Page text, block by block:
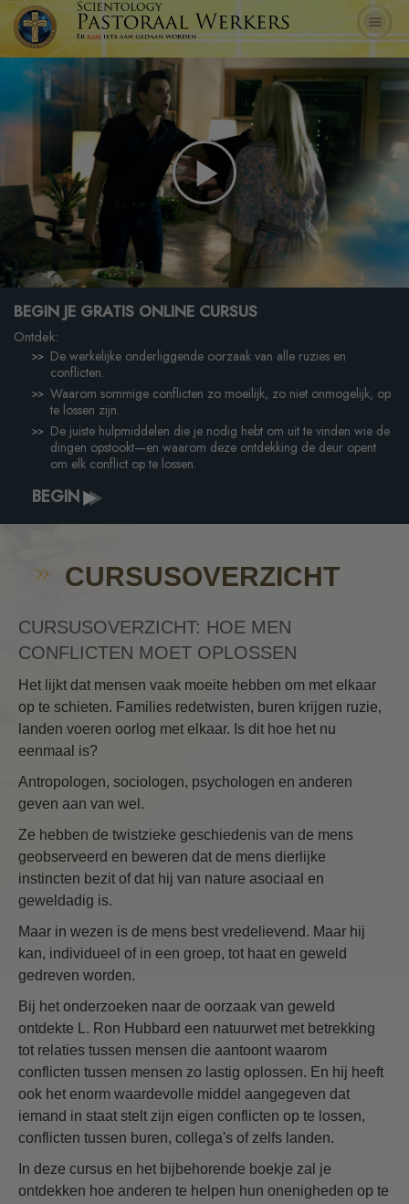
Play
Video
BEGIN JE GRATIS ONLINE CURSUS
Ontdek:
De werkelijke onderliggende oorzaak van alle ruzies en
conflicten.
Waarom sommige conflicten zo moeilijk, zo niet onmogelijk, op
te lossen zijn.
De juiste hulpmiddelen die je nodig hebt om uit te vinden wie de
dingen opstookt—en waarom deze ontdekking de deur opent
om elk conflict op te lossen.
BEGIN
CURSUSOVERZICHT
CURSUSOVERZICHT: HOE MEN
CONFLICTEN MOET OPLOSSEN
Het lijkt dat mensen vaak moeite hebben om met elkaar
op te schieten. Families redetwisten, buren krijgen ruzie,
landen voeren oorlog met elkaar. Is dit hoe het nu
eenmaal is?
Antropologen, sociologen, psychologen en anderen
geven aan van wel.
Ze hebben de twistzieke geschiedenis van de mens
geobserveerd en beweren dat de mens dierlijke
instincten bezit of dat hij van nature asociaal en
geweldadig is.
Maar in wezen is de mens best vredelievend. Maar hij
kan, individueel of in een groep, tot haat en geweld
gedreven worden.
Bij het onderzoeken naar de oorzaak van geweld
ontdekte L. Ron Hubbard een natuurwet met betrekking
tot relaties tussen mensen die aantoont waarom
conflicten tussen mensen zo lastig oplossen. En hij heeft
ook het enorm waardevolle middel aangegeven dat
iemand in staat stelt zijn eigen conflicten op te lossen,
conflicten tussen buren, collega's of zelfs landen.
In deze cursus en het bijbehorende boekje zal je
ontdekken hoe anderen te helpen hun onenigheden op te